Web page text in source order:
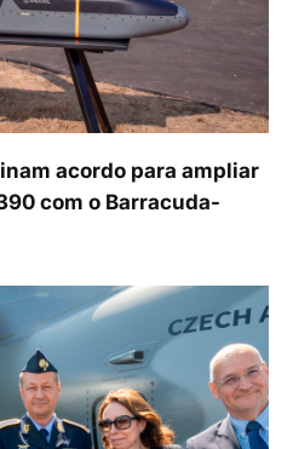
acordo para ampliar
com o Barracuda-